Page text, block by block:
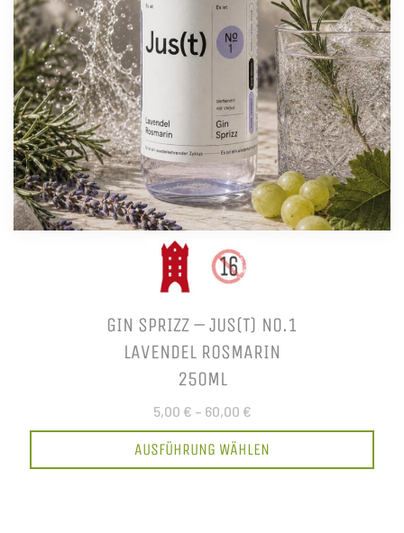
GIN SPRIZZ – JUS(T) NO.1
LAVENDEL ROSMARIN
250ML
5,00 € – 60,00 €
AUSFÜHRUNG WÄHLEN